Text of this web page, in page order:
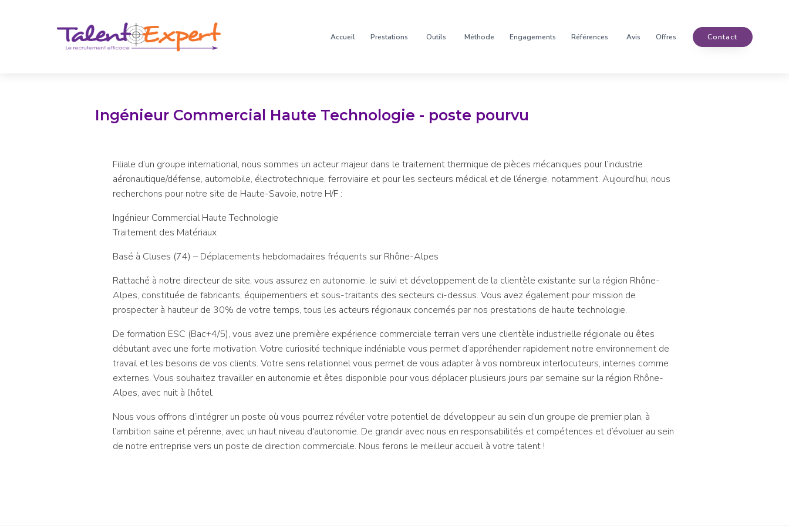
Accueil Prestations Outils Méthode Engagements Références Avis Offres Contact
Ingénieur Commercial Haute Technologie - poste pourvu
Filiale d’un groupe international, nous sommes un acteur majeur dans le traitement thermique de pièces mécaniques pour l’industrie
aéronautique/défense, automobile, électrotechnique, ferroviaire et pour les secteurs médical et de l’énergie, notamment. Aujourd’hui, nous
recherchons pour notre site de Haute-Savoie, notre H/F :
Ingénieur Commercial Haute Technologie
Traitement des Matériaux
Basé à Cluses (74) – Déplacements hebdomadaires fréquents sur Rhône-Alpes
Rattaché à notre directeur de site, vous assurez en autonomie, le suivi et développement de la clientèle existante sur la région Rhône-
Alpes, constituée de fabricants, équipementiers et sous-traitants des secteurs ci-dessus. Vous avez également pour mission de
prospecter à hauteur de 30% de votre temps, tous les acteurs régionaux concernés par nos prestations de haute technologie.
De formation ESC (Bac+4/5), vous avez une première expérience commerciale terrain vers une clientèle industrielle régionale ou êtes
débutant avec une forte motivation. Votre curiosité technique indéniable vous permet d’appréhender rapidement notre environnement de
travail et les besoins de vos clients. Votre sens relationnel vous permet de vous adapter à vos nombreux interlocuteurs, internes comme
externes. Vous souhaitez travailler en autonomie et êtes disponible pour vous déplacer plusieurs jours par semaine sur la région Rhône-
Alpes, avec nuit à l’hôtel.
Nous vous offrons d’intégrer un poste où vous pourrez révéler votre potentiel de développeur au sein d’un groupe de premier plan, à
l’ambition saine et pérenne, avec un haut niveau d'autonomie. De grandir avec nous en responsabilités et compétences et d’évoluer au sein
de notre entreprise vers un poste de direction commerciale. Nous ferons le meilleur accueil à votre talent !